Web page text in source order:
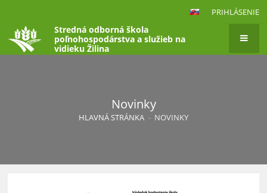
PRIHLÁSENIE
Stredná odborná škola
poľnohospodárstva a služieb na
vidieku Žilina
Novinky
HLAVNÁ STRÁNKA - NOVINKY